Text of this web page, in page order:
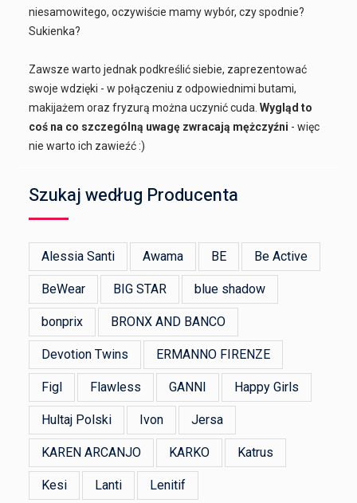
niesamowitego, oczywiście mamy wybór, czy spodnie?
Sukienka?
Zawsze warto jednak podkreślić siebie, zaprezentować
swoje wdzięki - w połączeniu z odpowiednimi butami,
makijażem oraz fryzurą można uczynić cuda.Wygląd to
coś na co szczególną uwagę zwracają mężczyźni - więc
nie warto ich zawieźć :)
Szukaj według Producenta
Alessia Santi Awama BE Be Active
BeWear BIG STAR blue shadow
bonprix BRONX AND BANCO
Devotion Twins ERMANNO FIRENZE
Figl Flawless GANNI Happy Girls
Hultaj Polski Ivon Jersa
KAREN ARCANJO KARKO Katrus
Kesi Lanti Lenitif